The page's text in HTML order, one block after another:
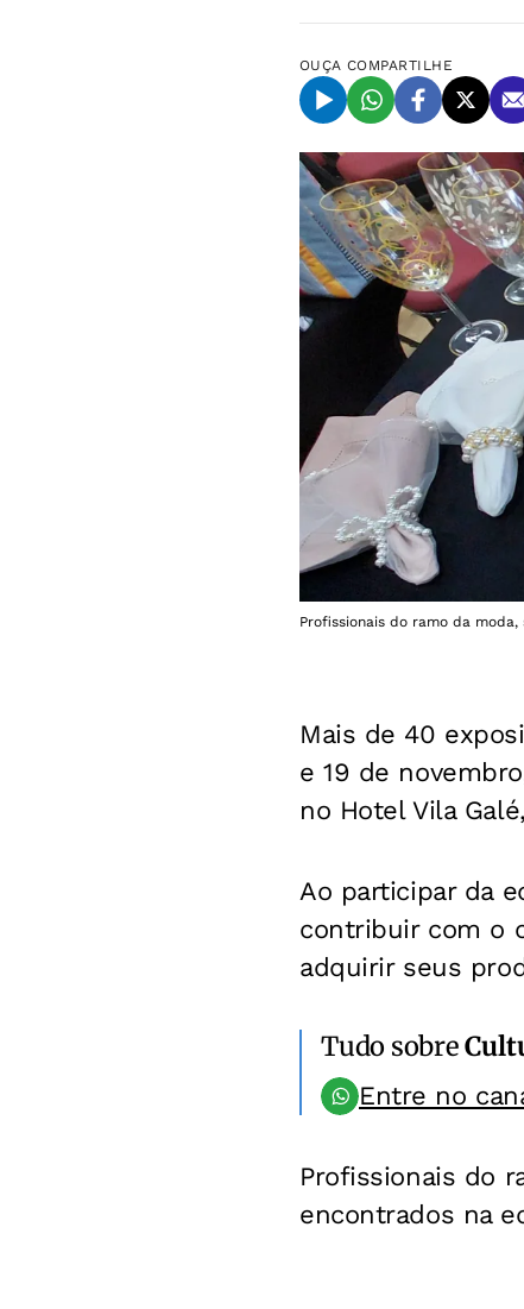
OUÇA COMPARTILHE
Profissionais do ramo da
Mais de 40
e 19 de
no Hotel Vila
Ao participar da
contribuir com o
adquirir seus
Tudo sobre
Entre no
Profissionais do
encontrados na